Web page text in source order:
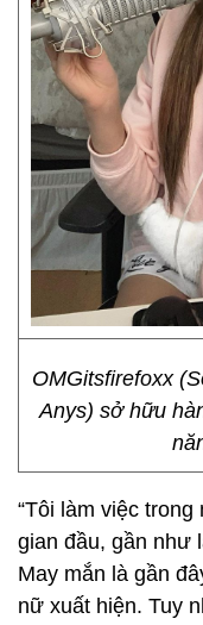
OMGitsfirefoxx
Anys) sở hữu
“Tôi làm việc
gian đầu, gần như
May mắn là gần
nữ xuất hiện. Tuy